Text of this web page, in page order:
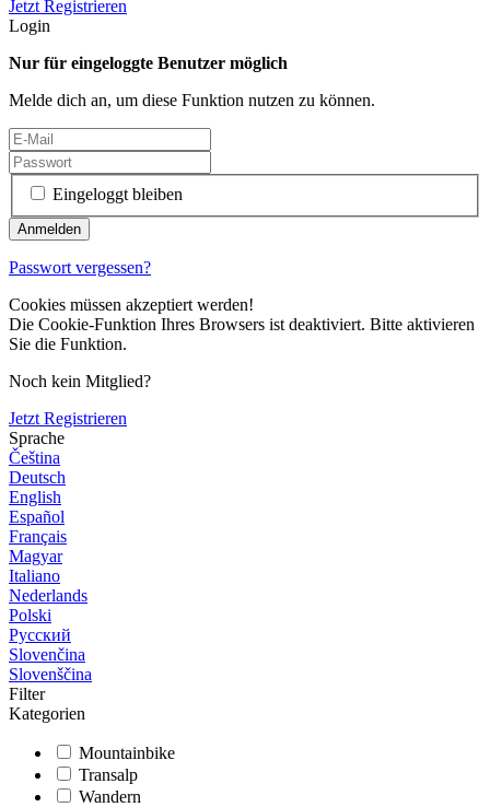
Jetzt Registrieren
Login
Nur für eingeloggte Benutzer möglich
Melde dich an, um diese Funktion nutzen zu können.
Eingeloggt bleiben
Passwort vergessen?
Cookies müssen akzeptiert werden!
Die Cookie-Funktion Ihres Browsers ist deaktiviert. Bitte aktivieren
Sie die Funktion.
Noch kein Mitglied?
Jetzt Registrieren
Sprache
Čeština
Deutsch
English
Español
Français
Magyar
Italiano
Nederlands
Polski
Русский
Slovenčina
Slovenščina
Filter
Kategorien
Mountainbike
Transalp
Wandern